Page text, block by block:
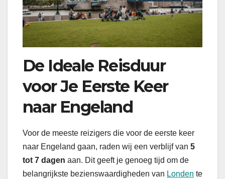
De Ideale Reisduur
voor Je Eerste Keer
naar Engeland
Voor de meeste reizigers die voor de eerste keer
naar Engeland gaan, raden wij een verblijf van 5
tot 7 dagen aan. Dit geeft je genoeg tijd om de
belangrijkste bezienswaardigheden van Londen te